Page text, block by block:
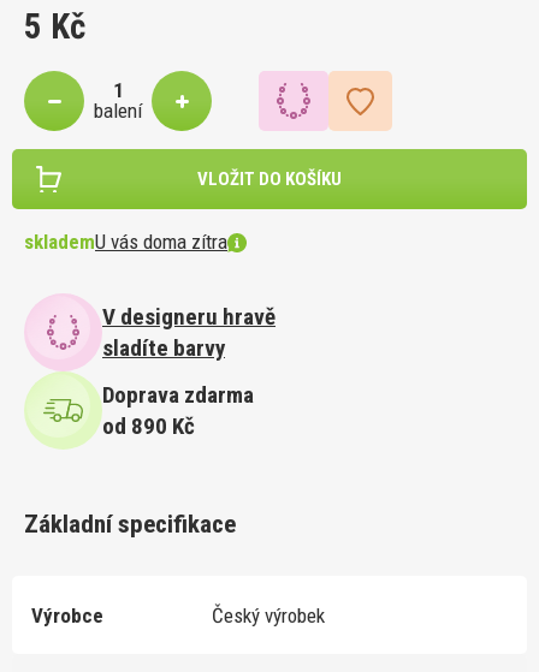
5 Kč
balení
VLOŽIT DO KOŠÍKU
sklademU vás doma zítra
V designeru hravě
sladíte barvy
Doprava zdarma
od 890 Kč
Základní specifikace
Výrobce Český výrobek